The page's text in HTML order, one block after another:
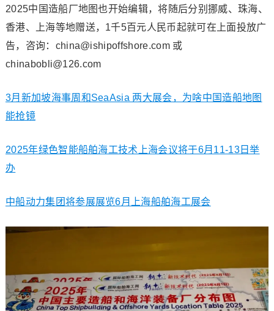
2025中国造船厂地图也开始编辑，将随后分别挪威、珠海、
香港、上海等地赠送，1千5百元人民币起就可在上面投放广
告，咨询：china@ishipoffshore.com 或
chinabobli@126.com
3月新加坡海事周和SeaAsia 两大展会，为啥中国造船地图
能抢镜
2025年绿色智能船舶海工技术上海会议将于6月11-13日举
办
中船动力集团将参展展览6月上海船舶海工展会